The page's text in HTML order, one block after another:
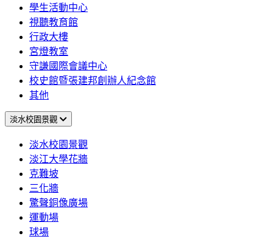
學生活動中心
視聽教育館
行政大樓
宮燈教室
守謙國際會議中心
校史館暨張建邦創辦人紀念館
其他
淡水校園景觀
淡水校園景觀
淡江大學花牆
克難坡
三化牆
驚聲銅像廣場
運動場
球場